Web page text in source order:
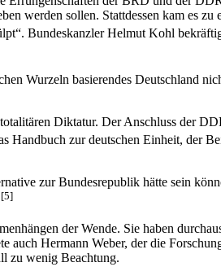
werden sollen. Stattdessen kam es
Bundeskanzler Helmut Kohl
Wurzeln basierendes Deutschland
Diktatur. Der Anschluss der
Handbuch zur deutschen Einheit, der
zur Bundesrepublik hätte sein
[5]
der Wende. Sie haben
auch Hermann Weber, der die
zu wenig Beachtung.